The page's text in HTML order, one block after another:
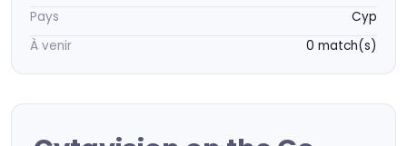
Pays
Cyp
À venir
0 match(s)